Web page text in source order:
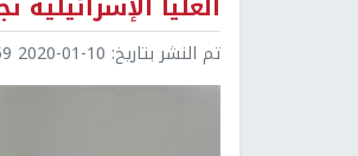
تم النشر بتاريخ: 2020-01-10 10:59